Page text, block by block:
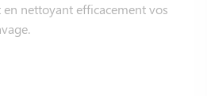
nettoyant efficacement vos